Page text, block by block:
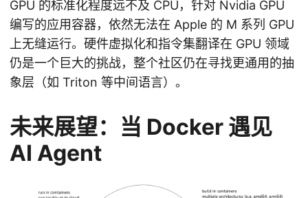
GPU 的标准化程度远不及 CPU，针对 Nvidia GPU
编写的应用容器，依然无法在 Apple 的 M 系列 GPU
上无缝运行。硬件虚拟化和指令集翻译在 GPU 领域
仍是一个巨大的挑战，整个社区仍在寻找更通用的抽
象层（如 Triton 等中间语言）。
未来展望：当 Docker 遇见
AI Agent